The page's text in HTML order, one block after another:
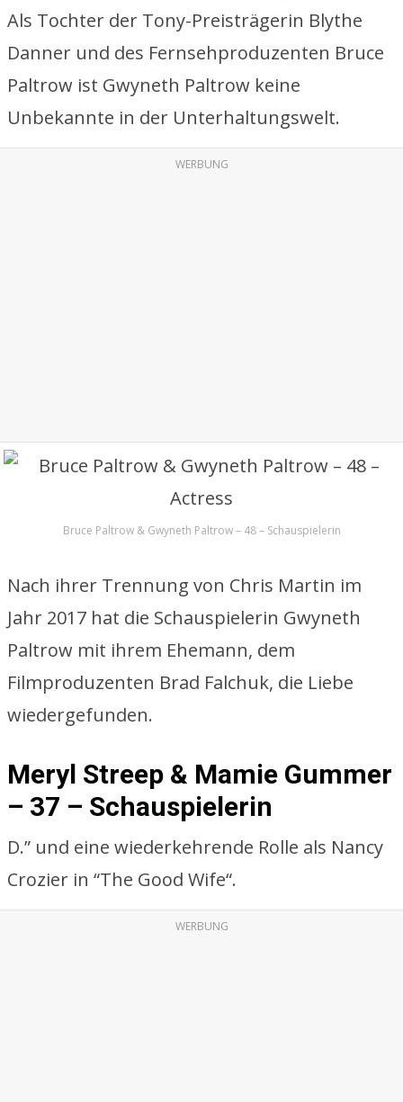
Als Tochter der Tony-Preisträgerin Blythe
Danner und des Fernsehproduzenten Bruce
Paltrow ist Gwyneth Paltrow keine
Unbekannte in der Unterhaltungswelt.
WERBUNG
Bruce Paltrow & Gwyneth Paltrow – 48 – Schauspielerin
Nach ihrer Trennung von Chris Martin im
Jahr 2017 hat die Schauspielerin Gwyneth
Paltrow mit ihrem Ehemann, dem
Filmproduzenten Brad Falchuk, die Liebe
wiedergefunden.
Meryl Streep & Mamie Gummer
– 37 – Schauspielerin
D.” und eine wiederkehrende Rolle als Nancy
Crozier in “The Good Wife“.
WERBUNG